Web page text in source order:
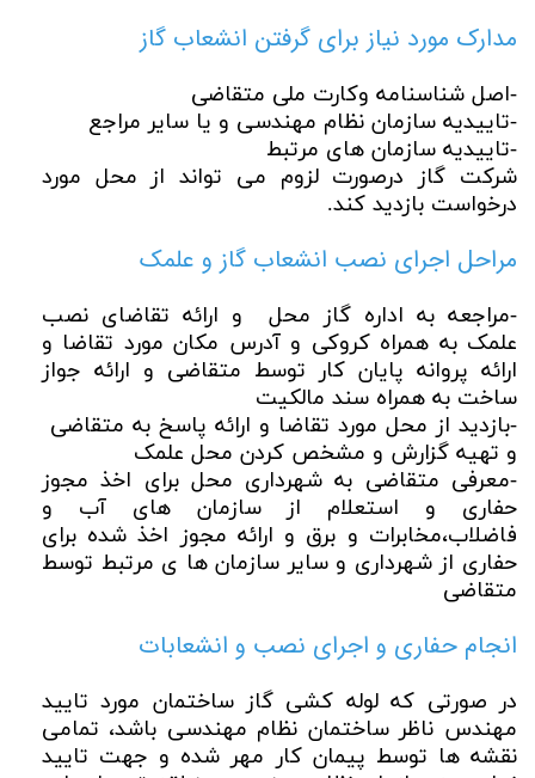
مدارک مورد نیاز برای گرفتن انشعاب گاز
-اصل شناسنامه وکارت ملی متقاضی
-تاییدیه سازمان نظام مهندسی و یا سایر مراجع
-تاییدیه سازمان های مرتبط
شرکت گاز درصورت لزوم می تواند از محل مورد
درخواست بازدید کند.
مراحل اجرای نصب انشعاب گاز و علمک
-مراجعه به اداره گاز محل و ارائه تقاضای نصب
علمک به همراه کروکی و آدرس مکان مورد تقاضا و
ارائه پروانه پایان کار توسط متقاضی و ارائه جواز
ساخت به همراه سند مالکیت
-بازدید از محل مورد تقاضا و ارائه پاسخ به متقاضی
و تهیه گزارش و مشخص کردن محل علمک
-معرفی متقاضی به شهرداری محل برای اخذ مجوز
حفاری و استعلام از سازمان های آب و
فاضلاب،مخابرات و برق و ارائه مجوز اخذ شده برای
حفاری از شهرداری و سایر سازمان ها ی مرتبط توسط
متقاضی
انجام حفاری و اجرای نصب و انشعابات
در صورتی که لوله کشی گاز ساختمان مورد تایید
مهندس ناظر ساختمان نظام مهندسی باشد، تمامی
نقشه ها توسط پیمان کار مهر شده و جهت تایید